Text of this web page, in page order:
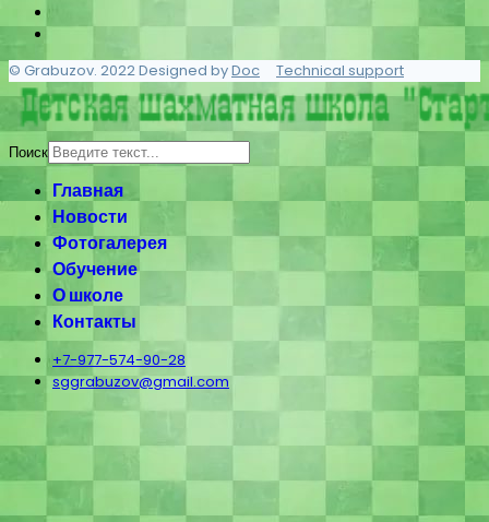
© Grabuzov. 2022 Designed byDoc Technical support
Поиск
Главная
Новости
Фотогалерея
Обучение
О школе
Контакты
+7-977-574-90-28
sggrabuzov@gmail.com